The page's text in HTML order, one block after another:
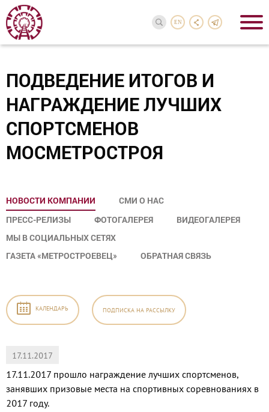
EN
ПОДВЕДЕНИЕ ИТОГОВ И
НАГРАЖДЕНИЕ ЛУЧШИХ
СПОРТСМЕНОВ
МОСМЕТРОСТРОЯ
НОВОСТИ КОМПАНИИ
СМИ О НАС
ПРЕСС-РЕЛИЗЫ
ФОТОГАЛЕРЕЯ
ВИДЕОГАЛЕРЕЯ
МЫ В СОЦИАЛЬНЫХ СЕТЯХ
ГАЗЕТА «МЕТРОСТРОЕВЕЦ»
ОБРАТНАЯ СВЯЗЬ
КАЛЕНДАРЬ ПОДПИСКА НА РАССЫЛКУ
17.11.2017
17.11.2017 прошло награждение лучших спортсменов,
занявших призовые места на спортивных соревнованиях в
2017 году.